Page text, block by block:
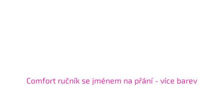
Comfort ručník se jménem na přání - více barev